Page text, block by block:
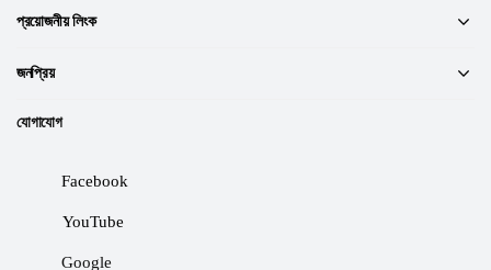
প্রয়োজনীয় লিংক
জনপ্রিয়
যোগাযোগ
Facebook
YouTube
Google